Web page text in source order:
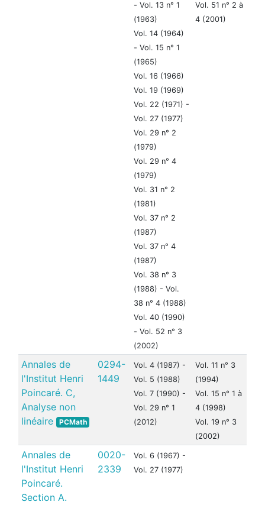
- Vol. 13 n° 1
(1963)
Vol. 14 (1964)
- Vol. 15 n° 1
(1965)
Vol. 16 (1966)
Vol. 19 (1969)
Vol. 22 (1971) -
Vol. 27 (1977)
Vol. 29 n° 2
(1979)
Vol. 29 n° 4
(1979)
Vol. 31 n° 2
(1981)
Vol. 37 n° 2
(1987)
Vol. 37 n° 4
(1987)
Vol. 38 n° 3
(1988) - Vol.
38 n° 4 (1988)
Vol. 40 (1990)
- Vol. 52 n° 3
(2002)
Vol. 51 n° 2 à
4 (2001)
Annales de
l'Institut Henri
Poincaré. C,
Analyse non
linéaire
PCMath
0294-
1449
Vol. 4 (1987) -
Vol. 5 (1988)
Vol. 7 (1990) -
Vol. 29 n° 1
(2012)
Vol. 11 n° 3
(1994)
Vol. 15 n° 1 à
4 (1998)
Vol. 19 n° 3
(2002)
Annales de
l'Institut Henri
Poincaré.
Section A.
0020-
2339
Vol. 6 (1967) -
Vol. 27 (1977)